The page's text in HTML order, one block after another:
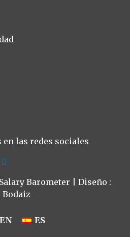
en las redes sociales
Barometer | Diseño :
Bodaiz
EN ES